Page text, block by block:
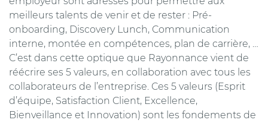
meilleurs talents de venir et de rester : Pré-
onboarding, Discovery Lunch, Communication
interne, montée en compétences, plan de carrière, …
C’est dans cette optique que Rayonnance vient de
réécrire ses 5 valeurs, en collaboration avec tous les
collaborateurs de l’entreprise. Ces 5 valeurs (Esprit
d’équipe, Satisfaction Client, Excellence,
Bienveillance et Innovation) sont les fondements de